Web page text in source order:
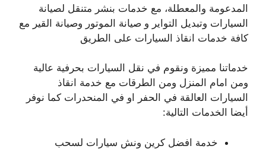
المدعومة والمعطلة، مع خدمات بنشر متنقل لصيانة
السيارات وتبديل التواير و صيانة الموتور وصيانة القير مع
كافة خدمات انقاذ السيارات على الطريق
خدماتنا مميزة ونقوم في نقل السيارات بحرفية عالية
ومن امام المنزل ومن الطرقات مع خدمة انقاذ
السيارات العالقة في الحفر او في المنحدرات كما نوفر
أيضا الخدمات التالية:
خدمة افضل كرين ونش سيارات لسحب